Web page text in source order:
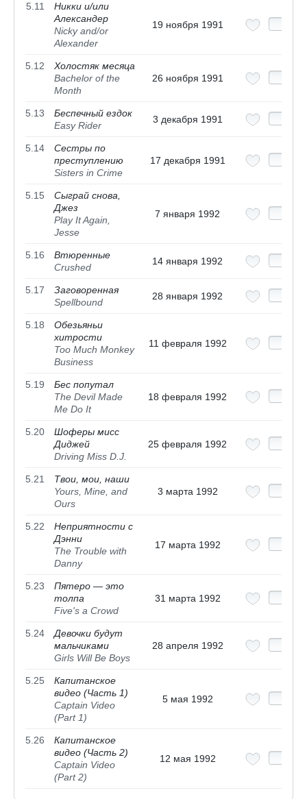
5.11
Никки и/или
Александер
Nicky and/or
Alexander
19 ноября 1991
5.12
Холостяк месяца
Bachelor of the
Month
26 ноября 1991
5.13
Беспечный ездок
Easy Rider
3 декабря 1991
5.14
Сестры по
преступлению
Sisters in Crime
17 декабря 1991
5.15
Сыграй снова,
Джез
Play It Again,
Jesse
7 января 1992
5.16
Втюренные
Crushed
14 января 1992
5.17
Заговоренная
Spellbound
28 января 1992
5.18
Обезьяньи
хитрости
Too Much Monkey
Business
11 февраля 1992
5.19
Бес попутал
The Devil Made
Me Do It
18 февраля 1992
5.20
Шоферы мисс
Диджей
Driving Miss D.J.
25 февраля 1992
5.21
Твои, мои, наши
Yours, Mine, and
Ours
3 марта 1992
5.22
Неприятности с
Дэнни
The Trouble with
Danny
17 марта 1992
5.23
Пятеро — это
толпа
Five's a Crowd
31 марта 1992
5.24
Девочки будут
мальчиками
Girls Will Be Boys
28 апреля 1992
5.25
Капитанское
видео (Часть 1)
Captain Video
(Part 1)
5 мая 1992
5.26
Капитанское
видео (Часть 2)
Captain Video
(Part 2)
12 мая 1992